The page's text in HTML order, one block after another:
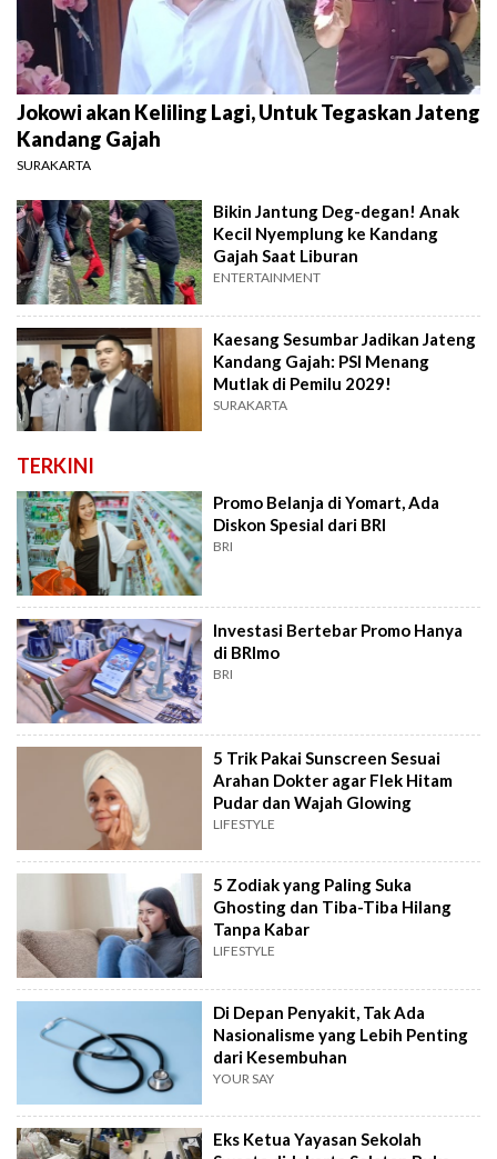
Jokowi akan Keliling Lagi, Untuk Tegaskan Jateng
Kandang Gajah
SURAKARTA
Bikin Jantung Deg-degan! Anak
Kecil Nyemplung ke Kandang
Gajah Saat Liburan
ENTERTAINMENT
Kaesang Sesumbar Jadikan Jateng
Kandang Gajah: PSI Menang
Mutlak di Pemilu 2029!
SURAKARTA
TERKINI
Promo Belanja di Yomart, Ada
Diskon Spesial dari BRI
BRI
Investasi Bertebar Promo Hanya
di BRImo
BRI
5 Trik Pakai Sunscreen Sesuai
Arahan Dokter agar Flek Hitam
Pudar dan Wajah Glowing
LIFESTYLE
5 Zodiak yang Paling Suka
Ghosting dan Tiba-Tiba Hilang
Tanpa Kabar
LIFESTYLE
Di Depan Penyakit, Tak Ada
Nasionalisme yang Lebih Penting
dari Kesembuhan
YOUR SAY
Eks Ketua Yayasan Sekolah